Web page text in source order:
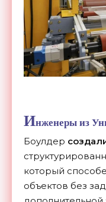
Инженеры из
Боулдер
который
объектов без